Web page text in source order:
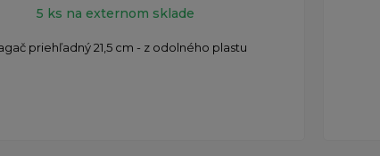
5 ks na externom sklade
priehľadný 21,5 cm - z odolného plastu